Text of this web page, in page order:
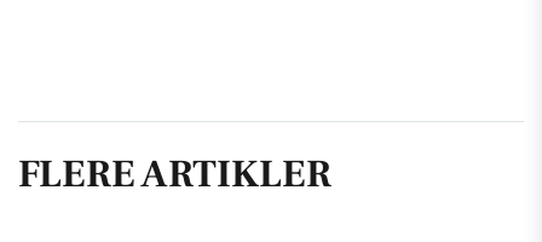
FLERE ARTIKLER